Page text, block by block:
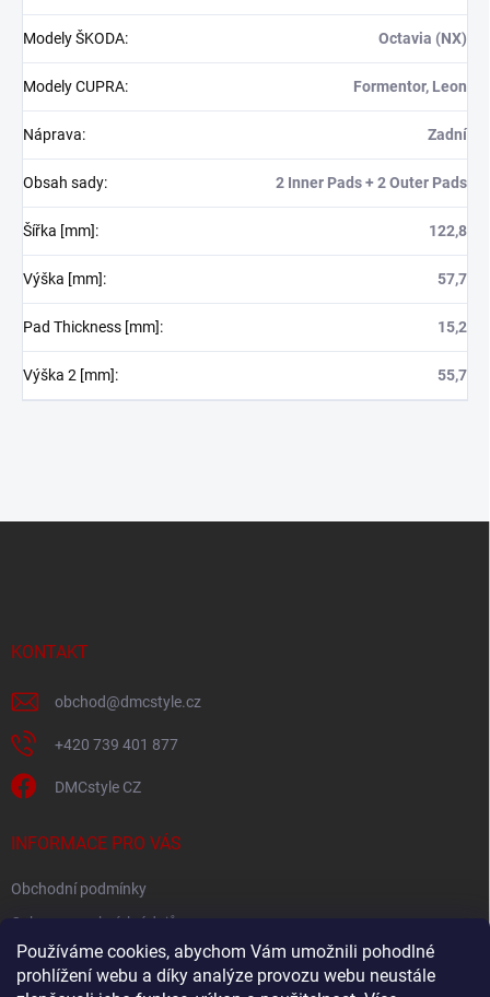
Používáme cookies, abychom Vám umožnili pohodlné
prohlížení webu a díky analýze provozu webu neustále
Modely ŠKODA: Octavia (NX)
Modely CUPRA: Formentor, Leon
Náprava: Zadní
Obsah sady: 2 Inner Pads + 2 Outer Pads
Šířka [mm]: 122,8
Výška [mm]: 57,7
Pad Thickness [mm]: 15,2
Výška 2 [mm]: 55,7
KONTAKT
obchod@dmcstyle.cz
+420 739 401 877
DMCstyle CZ
INFORMACE PRO VÁS
Obchodní podmínky
Ochrana osobních údajů
FACEBOOK